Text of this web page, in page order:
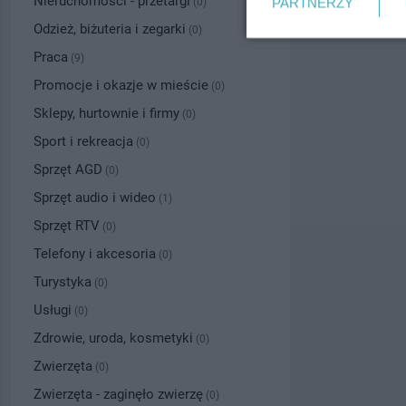
Odzież, biżuteria i zegarki (0)
Praca (9)
Promocje i okazje w mieście (0)
Sklepy, hurtownie i firmy (0)
Sport i rekreacja (0)
Sprzęt AGD (0)
Sprzęt audio i wideo (1)
Sprzęt RTV (0)
Telefony i akcesoria (0)
Turystyka (0)
Usługi (0)
Zdrowie, uroda, kosmetyki (0)
Zwierzęta (0)
Zwierzęta - zaginęło zwierzę (0)